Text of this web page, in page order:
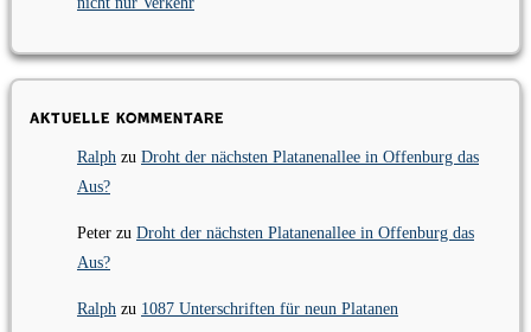
Aktuelle Kommentare
Ralph zu Droht der nächsten Platanenallee in Offenburg das
Aus?
Peter zu Droht der nächsten Platanenallee in Offenburg das
Aus?
Ralph zu 1087 Unterschriften für neun Platanen